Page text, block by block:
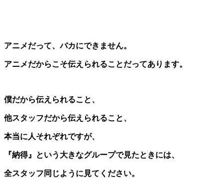
アニメだって、バカにできません。
アニメだからこそ伝えられることだってあります。
僕だから伝えられること、
他スタッフだから伝えられること、
本当に人それぞれですが、
『納得』という大きなグループで見たときには、
全スタッフ同じように見てください。